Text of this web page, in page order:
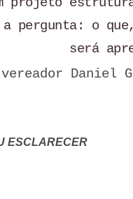
pergunta: o
será
Daniel
ESCLARECER